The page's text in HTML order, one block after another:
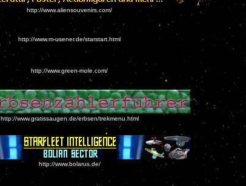
http://www.aliensouvenirs.com/
http://www.m-usener.de/starstart.html
http://www.green-mole.com/
http://www.gratissaugen.de/erbsen/trekmenu.html
http://www.bolarus.de/